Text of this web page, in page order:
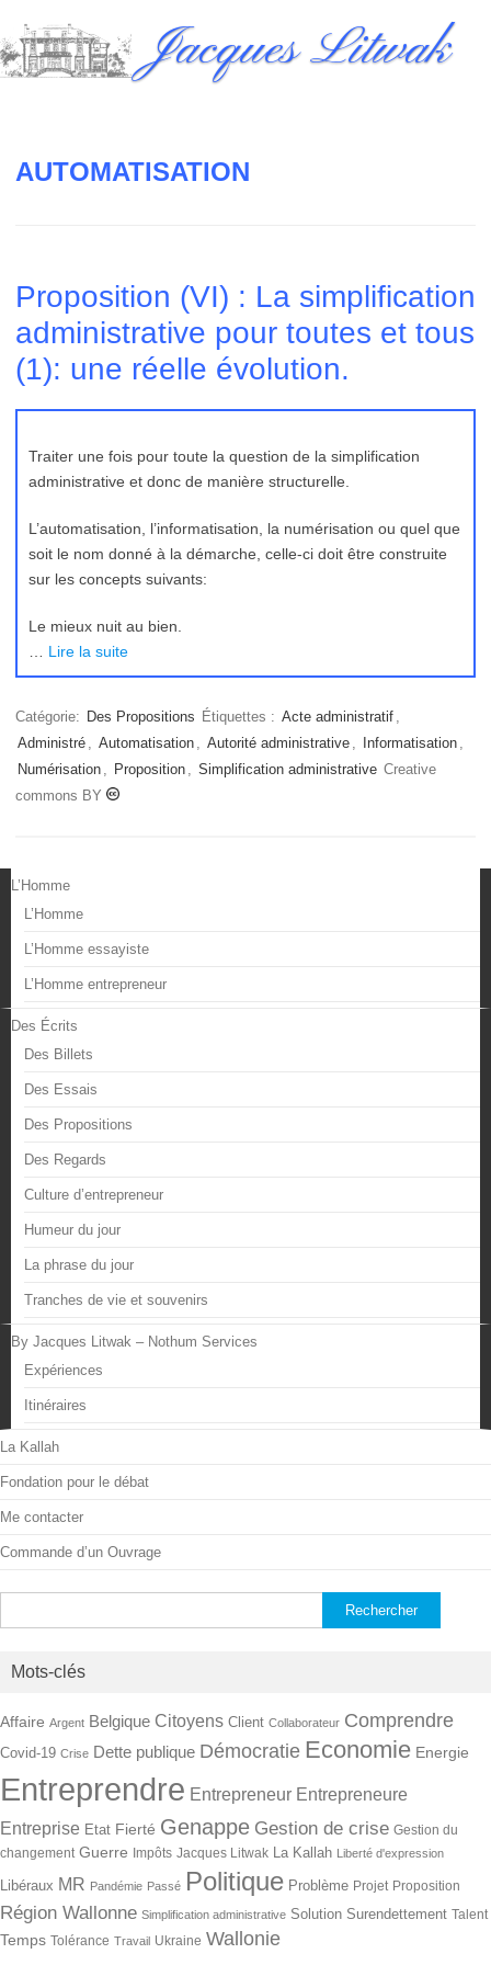
to
content
Jacques Litwak
AUTOMATISATION
Proposition (VI) : La simplification
administrative pour toutes et tous
(1): une réelle évolution.
Traiter une fois pour toute la question de la simplification
administrative et donc de manière structurelle.
L’automatisation, l’informatisation, la numérisation ou quel que
soit le nom donné à la démarche, celle-ci doit être construite
sur les concepts suivants:
Le mieux nuit au bien.
Lire la suite
Catégorie: Des Propositions Étiquettes : Acte administratif ,
Administré , Automatisation , Autorité administrative , Informatisation ,
Numérisation , Proposition , Simplification administrative Creative
commons BY
L’Homme
L’Homme
L’Homme essayiste
L’Homme entrepreneur
Des Écrits
Des Billets
Des Essais
Des Propositions
Des Regards
Culture d’entrepreneur
Humeur du jour
La phrase du jour
Tranches de vie et souvenirs
By Jacques Litwak – Nothum Services
Expériences
Itinéraires
La Kallah
Fondation pour le débat
Me contacter
Commande d’un Ouvrage
Mots-clés
Affaire Argent Belgique Citoyens Client Collaborateur Comprendre
Covid-19 Crise Dette publique Démocratie Economie Energie
Entreprendre Entrepreneur Entrepreneure
Entreprise Etat Fierté Genappe Gestion de crise Gestion du
changement Guerre Impôts Jacques Litwak La Kallah Liberté d'expression
Libéraux MR Pandémie Passé Politique Problème Projet Proposition
Région Wallonne Simplification administrative Solution Surendettement Talent
Temps Tolérance Travail Ukraine Wallonie